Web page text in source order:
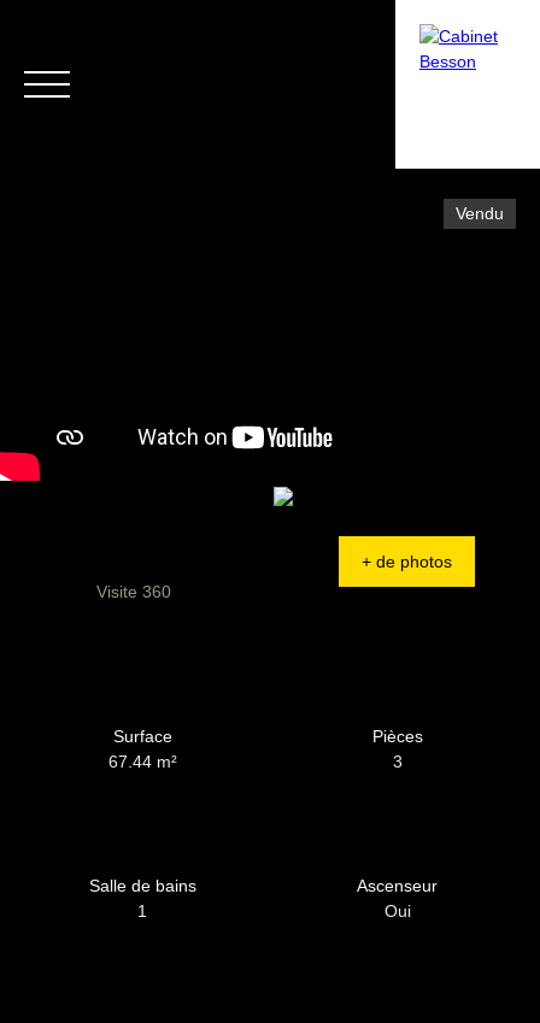
Vendu
Visite 360
+ de photos
Surface
67.44 m²
Pièces
3
Salle de bains
1
Ascenseur
Oui